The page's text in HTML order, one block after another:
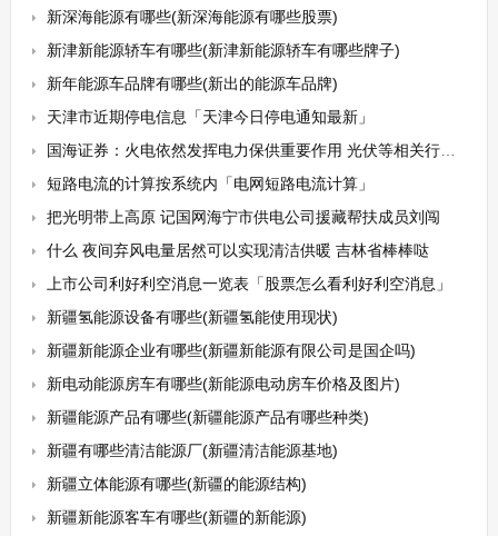
新深海能源有哪些(新深海能源有哪些股票)
新津新能源轿车有哪些(新津新能源轿车有哪些牌子)
新年能源车品牌有哪些(新出的能源车品牌)
天津市近期停电信息「天津今日停电通知最新」
国海证券：火电依然发挥电力保供重要作用 光伏等相关行业有望持续景气
短路电流的计算按系统内「电网短路电流计算」
把光明带上高原 记国网海宁市供电公司援藏帮扶成员刘闯
什么 夜间弃风电量居然可以实现清洁供暖 吉林省棒棒哒
上市公司利好利空消息一览表「股票怎么看利好利空消息」
新疆氢能源设备有哪些(新疆氢能使用现状)
新疆新能源企业有哪些(新疆新能源有限公司是国企吗)
新电动能源房车有哪些(新能源电动房车价格及图片)
新疆能源产品有哪些(新疆能源产品有哪些种类)
新疆有哪些清洁能源厂(新疆清洁能源基地)
新疆立体能源有哪些(新疆的能源结构)
新疆新能源客车有哪些(新疆的新能源)